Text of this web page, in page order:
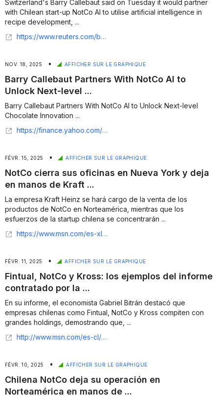
Switzerland's Barry Callebaut said on Tuesday it would partner
with Chilean start-up NotCo AI to utilise artificial intelligence in
recipe development, ...
https://www.reuters.com/business/barry-callebaut-use-notco-ai-develop-chocolate-recipes-2025-11-18/
NOV. 18, 2025 • AFFICHER SUR LE GRAPHIQUE
Barry Callebaut Partners With NotCo AI to
Unlock Next-level ...
Barry Callebaut Partners With NotCo AI to Unlock Next-level
Chocolate Innovation ...
https://finance.yahoo.com/news/barry-callebaut-partners-notco-ai-120300678.html
FÉVR. 15, 2025 • AFFICHER SUR LE GRAPHIQUE
NotCo cierra sus oficinas en Nueva York y deja
en manos de Kraft ...
La empresa Kraft Heinz se hará cargo de la venta de los
productos de NotCo en Norteamérica, mientras que los
esfuerzos de la startup chilena se concentrarán ...
https://www.msn.com/es-xl/noticias/other/notco-cierra-sus-oficinas-en-nueva-york-y-deja-en-manos-de-kraft-heinz-sus-operaciones-en-estados-unidos-y-canad%C3%A1/ar-AA1ypbj7
FÉVR. 11, 2025 • AFFICHER SUR LE GRAPHIQUE
Fintual, NotCo y Kross: los ejemplos del informe
contratado por la ...
En su informe, el economista Gabriel Bitrán destacó que
empresas chilenas como Fintual, NotCo y Kross compiten con
grandes holdings, demostrando que, ...
http://www.msn.com/es-cl/noticias/other/fintual-notco-y-kross-los-ejemplos-del-informe-contratado-por-la-cpc-por-investigaci%C3%B3n-de-concentraci%C3%B3n-econ%C3%B3mica/ar-AA1yBgsk?apiversion=v2&noservercache=1&domshim=1&renderwebcomponents=1&wcseo=1&batchservertelemetry=1&noservertelemetry=1
FÉVR. 10, 2025 • AFFICHER SUR LE GRAPHIQUE
Chilena NotCo deja su operación en
Norteamérica en manos de ...